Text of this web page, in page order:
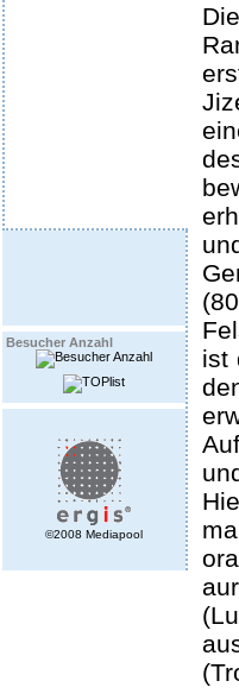
Besucher Anzahl
©2008 Mediapool
ist